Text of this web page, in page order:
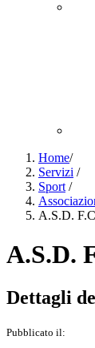
Home/
Servizi /
Sport /
A.S.D.
A.S.D.
Dettagli
Pubblicato il: